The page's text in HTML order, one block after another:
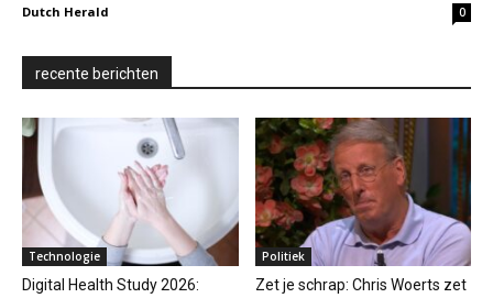
Dutch Herald 0
recente berichten
Technologie
Digital Health Study 2026:
Politiek
Zet je schrap: Chris Woerts zet